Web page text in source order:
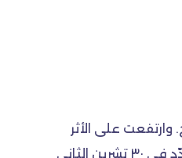
وارتفعت على الأثر
الأسعار نحو ١٥ في المئة إلى نحو ٥٣ دولاراً للبرميل، على رغم استمرار التساؤلات في الأسواق حول الوصول إلى اتفاق نهائي في اجتماع فيينا المحدّد في ٣٠ تشرين الثاني